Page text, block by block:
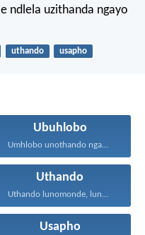
ndlela uzithanda ngayo
uthando usapho
Ubuhlobo
Umhlobo unothando ngamaxesha onke...
Uthando
Uthando lunomonde, lunobubele. Uthando...
Usapho